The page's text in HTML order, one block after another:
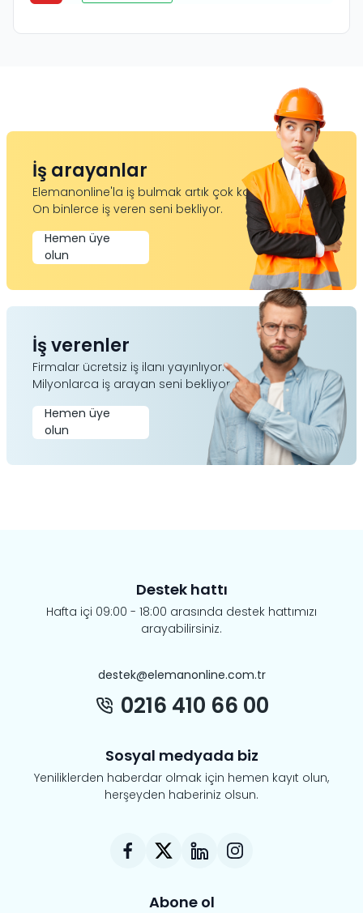
İş arayanlar
Elemanonline'la iş bulmak artık çok kolay.
On binlerce iş veren seni bekliyor.
Hemen üye
olun
İş verenler
Firmalar ücretsiz iş ilanı yayınlıyor.
Milyonlarca iş arayan seni bekliyor.
Hemen üye
olun
Destek hattı
Hafta içi 09:00 - 18:00 arasında destek hattımızı
arayabilirsiniz.
destek@elemanonline.com.tr
0216 410 66 00
Sosyal medyada biz
Yeniliklerden haberdar olmak için hemen kayıt olun,
herşeyden haberiniz olsun.
Abone ol